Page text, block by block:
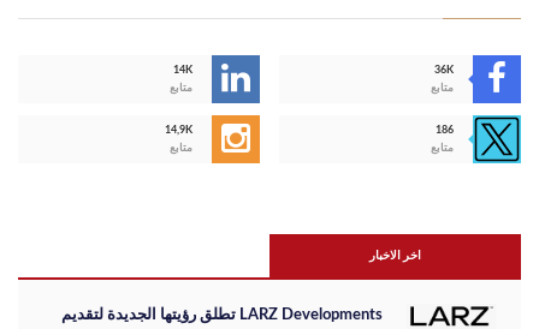
14K
متابع
36K
متابع
14,9K
متابع
186
متابع
اخر الاخبار
LARZ Developments تطلق رؤيتها الجديدة لتقديم